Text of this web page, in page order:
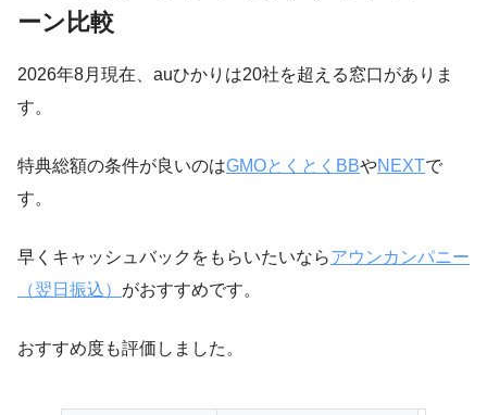
ーン比較
2026年8月現在、auひかりは20社を超える窓口がありま
す。
特典総額の条件が良いのはGMOとくとくBBやNEXTで
す。
早くキャッシュバックをもらいたいならアウンカンパニー
（翌日振込） がおすすめです。
おすすめ度も評価しました。